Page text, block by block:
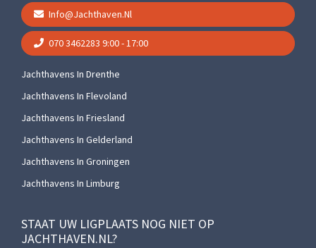
Info@jachthaven.nl
070 3462283 9:00 - 17:00
Jachthavens In Drenthe
Jachthavens In Flevoland
Jachthavens In Friesland
Jachthavens In Gelderland
Jachthavens In Groningen
Jachthavens In Limburg
STAAT UW LIGPLAATS NOG NIET OP
JACHTHAVEN.NL?